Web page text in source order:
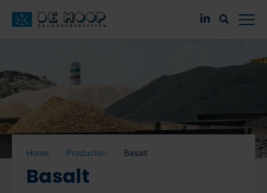
Home Producten Basalt
Basalt